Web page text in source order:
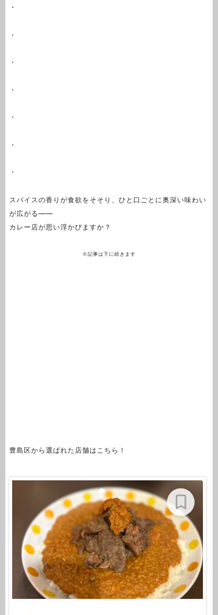
・
・
・
・
・
・
・
スパイスの香りが食欲をそそり、ひと口ごとに奥深い味わい
が広がる——
カレー店が思い浮かびますか？
※記事は下に続きます
豊島区から選ばれた店舗はこちら！